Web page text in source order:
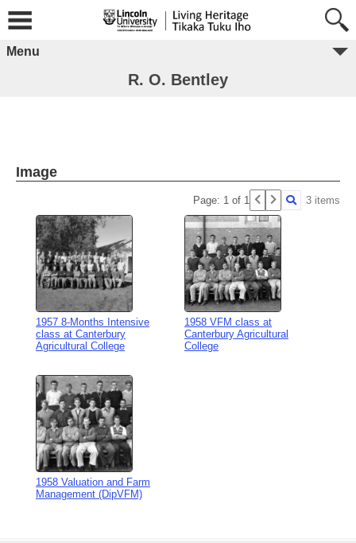
Menu
R. O. Bentley
Image
Page: 1 of 1 3 items
1957 8-Months Intensive
class at Canterbury
Agricultural College
1958 VFM class at
Canterbury Agricultural
College
1958 Valuation and Farm
Management (DipVFM)